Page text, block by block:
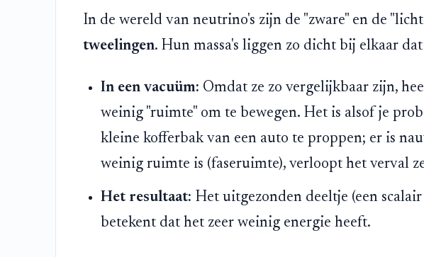
In de wereld van neutrino's zijn de "zware" en de
tweelingen. Hun massa's liggen zo dicht bij elkaar
In een vacuüm: Omdat ze zo vergelijkbaar zijn,
weinig "ruimte" om te bewegen. Het is alsof je
kleine kofferbak van een auto te proppen; er is
weinig ruimte is (faseruimte), verloopt het verval
Het resultaat: Het uitgezonden deeltje (een
betekent dat het zeer weinig energie heeft.